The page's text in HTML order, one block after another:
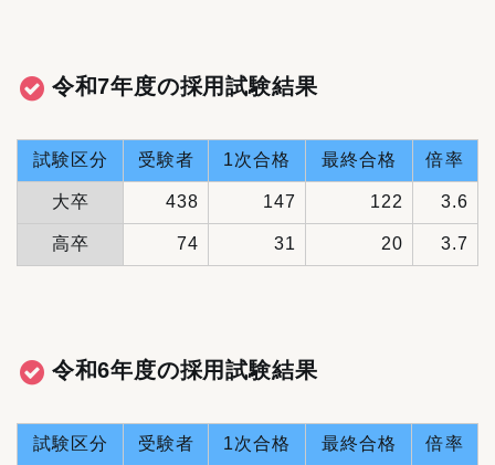
令和7年度の採用試験結果
試験区分 受験者 1次合格 最終合格 倍率
大卒 438 147 122 3.6
高卒 74 31 20 3.7
令和6年度の採用試験結果
試験区分 受験者 1次合格 最終合格 倍率